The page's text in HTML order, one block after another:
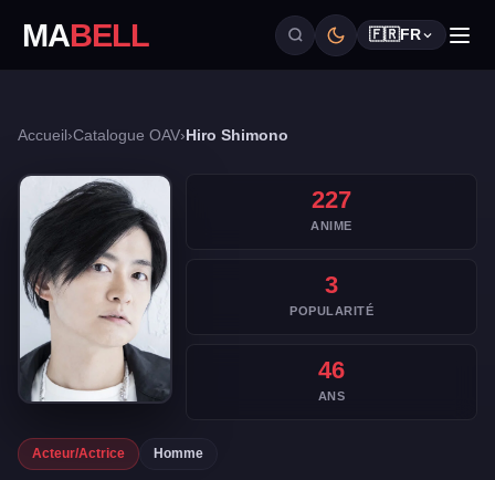
MABELL 🇫🇷 FR
Accueil ›Catalogue OAV› Hiro Shimono
227
ANIME
3
POPULARITÉ
46
ANS
Acteur/Actrice Homme